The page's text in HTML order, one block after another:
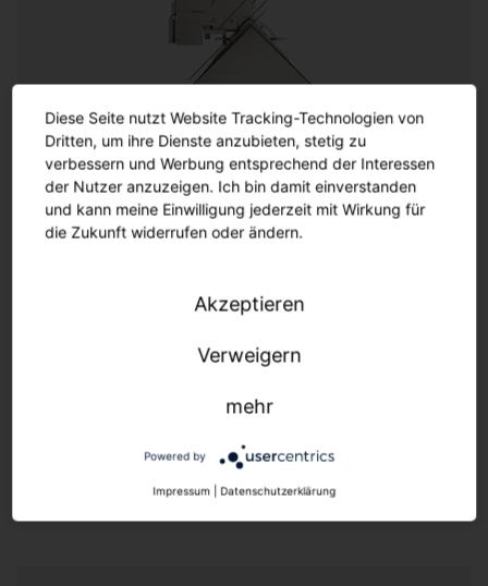
Customization
Customization
Wo die Variantenvielfalt des Katalogs endet, beginnt
die fast unendliche Varianz der Customization-
Team an Designern und Ingenieuren ein breites
Spektrum an Optionen für maßgeschneiderte
Lösungen. Made in Germany ermöglicht uns
zusätzliche Flexibilität und Geschwindigkeit.
Wir leben Kundennähe durch Flexibilität &
Geschwindigkeit.
Diese Seite nutzt Website Tracking-Technologien von
Dritten, um ihre Dienste anzubieten, stetig zu
verbessern und Werbung entsprechend der Interessen
der Nutzer anzuzeigen. Ich bin damit einverstanden
und kann meine Einwilligung jederzeit mit Wirkung für
die Zukunft widerrufen oder ändern.
Akzeptieren
Verweigern
mehr
Powered by
Impressum Datenschutzerklärung